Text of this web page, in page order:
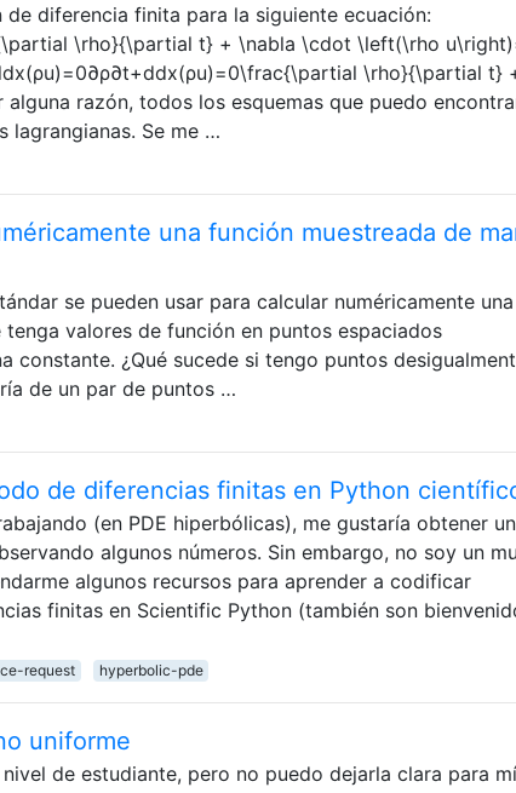
diferencia finita para la siguiente ecuación:
\rho}{\partial t} + \nabla \cdot \left(\rho
\rho}{\partial t}
razón, todos los esquemas que puedo
lagrangianas. Se me …
una función muestreada de
se pueden usar para calcular numéricamente una
valores de función en puntos espaciados
constante. ¿Qué sucede si tengo puntos
de un par de puntos …
de diferencias finitas en Python
(en PDE hiperbólicas), me gustaría obtener
algunos números. Sin embargo, no soy un
algunos recursos para aprender a codificar
finitas en Scientific Python (también son
request hyperbolic-pde
uniforme
de estudiante, pero no puedo dejarla clara para